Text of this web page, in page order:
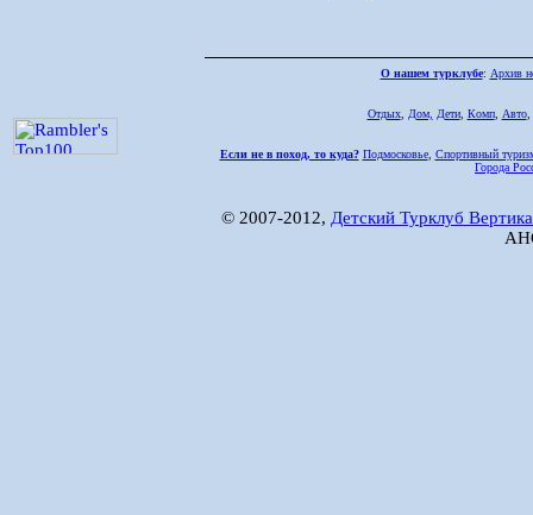
О нашем турклубе: Архив
Отдых, Дом, Дети, Комп, Авто,
Если не в поход, то куда? Подмосковье, Спортивный
Города
© 2007-2012, Детский Турклуб